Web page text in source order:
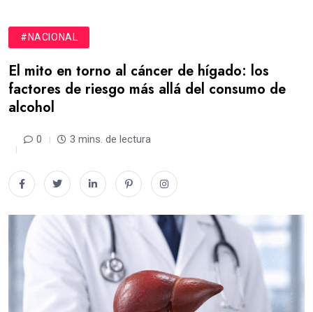
#NACIONAL
El mito en torno al cáncer de hígado: los
factores de riesgo más allá del consumo de
alcohol
0 3 mins. de lectura